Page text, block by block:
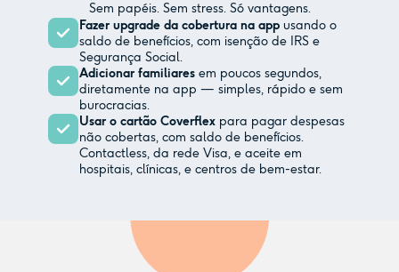
Sem papéis. Sem stress. Só vantagens.
Fazer upgrade da cobertura na app usando o
saldo de benefícios, com isenção de IRS e
Segurança Social.
Adicionar familiares em poucos segundos,
diretamente na app — simples, rápido e sem
burocracias.
Usar o cartão Coverflex para pagar despesas
não cobertas, com saldo de benefícios.
Contactless, da rede Visa, e aceite em
hospitais, clínicas, e centros de bem-estar.